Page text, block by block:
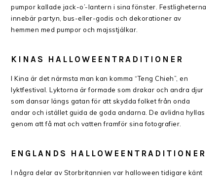
pumpor kallade jack-o’-lantern i sina fönster. Festligheterna
innebär partyn, bus-eller-godis och dekorationer av
hemmen med pumpor och majsstjälkar.
KINAS HALLOWEENTRADITIONER
I Kina är det närmsta man kan komma “Teng Chieh”, en
lyktfestival. Lyktorna är formade som drakar och andra djur
som dansar längs gatan för att skydda folket från onda
andar och istället guida de goda andarna. De avlidna hyllas
genom att få mat och vatten framför sina fotografier.
ENGLANDS HALLOWEENTRADITIONER
I några delar av Storbritannien var halloween tidigare känt